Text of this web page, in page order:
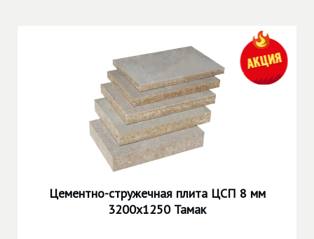
Цементно-стружечная плита ЦСП 8 мм
3200х1250 Тамак